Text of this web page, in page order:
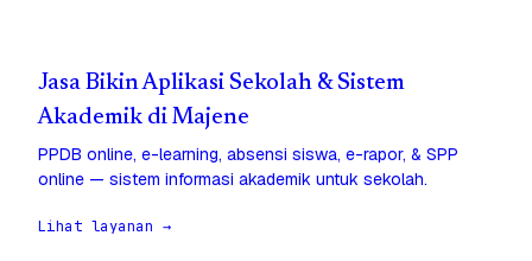
Jasa Bikin Aplikasi Sekolah & Sistem
Akademik di Majene
PPDB online, e-learning, absensi siswa, e-rapor, & SPP
online — sistem informasi akademik untuk sekolah.
Lihat layanan →